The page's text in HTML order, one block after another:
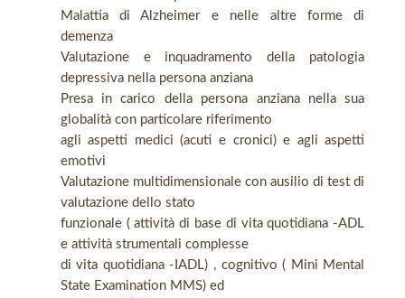
Malattia di Alzheimer e nelle altre forme di
demenza
Valutazione e inquadramento della patologia
depressiva nella persona anziana
Presa in carico della persona anziana nella sua
globalità con particolare riferimento
agli aspetti medici (acuti e cronici) e agli aspetti
emotivi
Valutazione multidimensionale con ausilio di test di
valutazione dello stato
funzionale ( attività di base di vita quotidiana -ADL
e attività strumentali complesse
di vita quotidiana -IADL) , cognitivo ( Mini Mental
State Examination MMS) ed